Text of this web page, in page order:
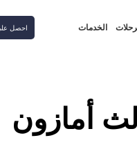
الخدمات احصل
أمازون